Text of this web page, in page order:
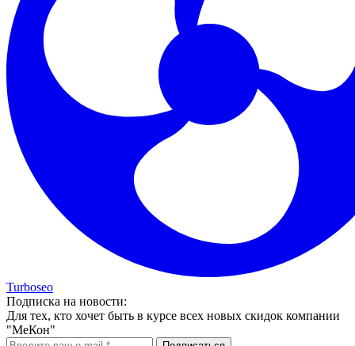
Turboseo
Подписка на новости:
Для тех, кто хочет быть в курсе всех новых скидок компании
"МеКон"